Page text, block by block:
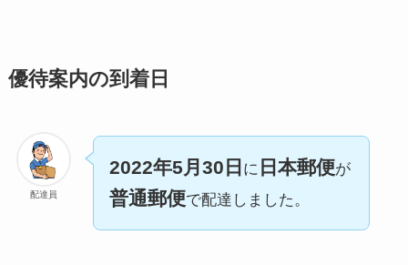
優待案内の到着日
配達員
2022年5月30日 に 日本郵便が
普通郵便で配達しました。